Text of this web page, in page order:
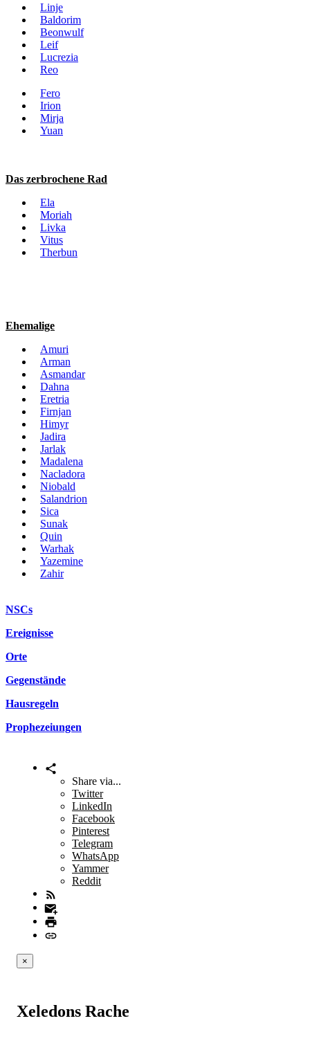
Linje
Baldorim
Beonwulf
Leif
Lucrezia
Reo
Fero
Irion
Mirja
Yuan
Das zerbrochene Rad
Ela
Moriah
Livka
Vitus
Therbun
Ehemalige
Amuri
Arman
Asmandar
Dahna
Eretria
Firnjan
Himyr
Jadira
Jarlak
Madalena
Nacladora
Niobald
Salandrion
Sica
Sunak
Quin
Warhak
Yazemine
Zahir
NSCs
Ereignisse
Orte
Gegenstände
Hausregeln
Prophezeiungen
Share via...
Twitter
LinkedIn
Facebook
Pinterest
Telegram
WhatsApp
Yammer
Reddit
×
Xeledons Rache